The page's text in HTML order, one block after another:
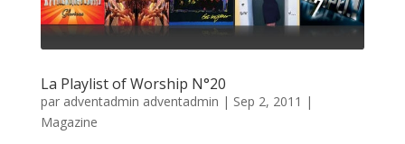
La Playlist of Worship N°20
par adventadmin adventadmin | Sep 2, 2011 |
Magazine